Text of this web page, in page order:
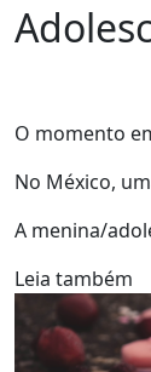
O momento
No México,
A menina/
Leia também